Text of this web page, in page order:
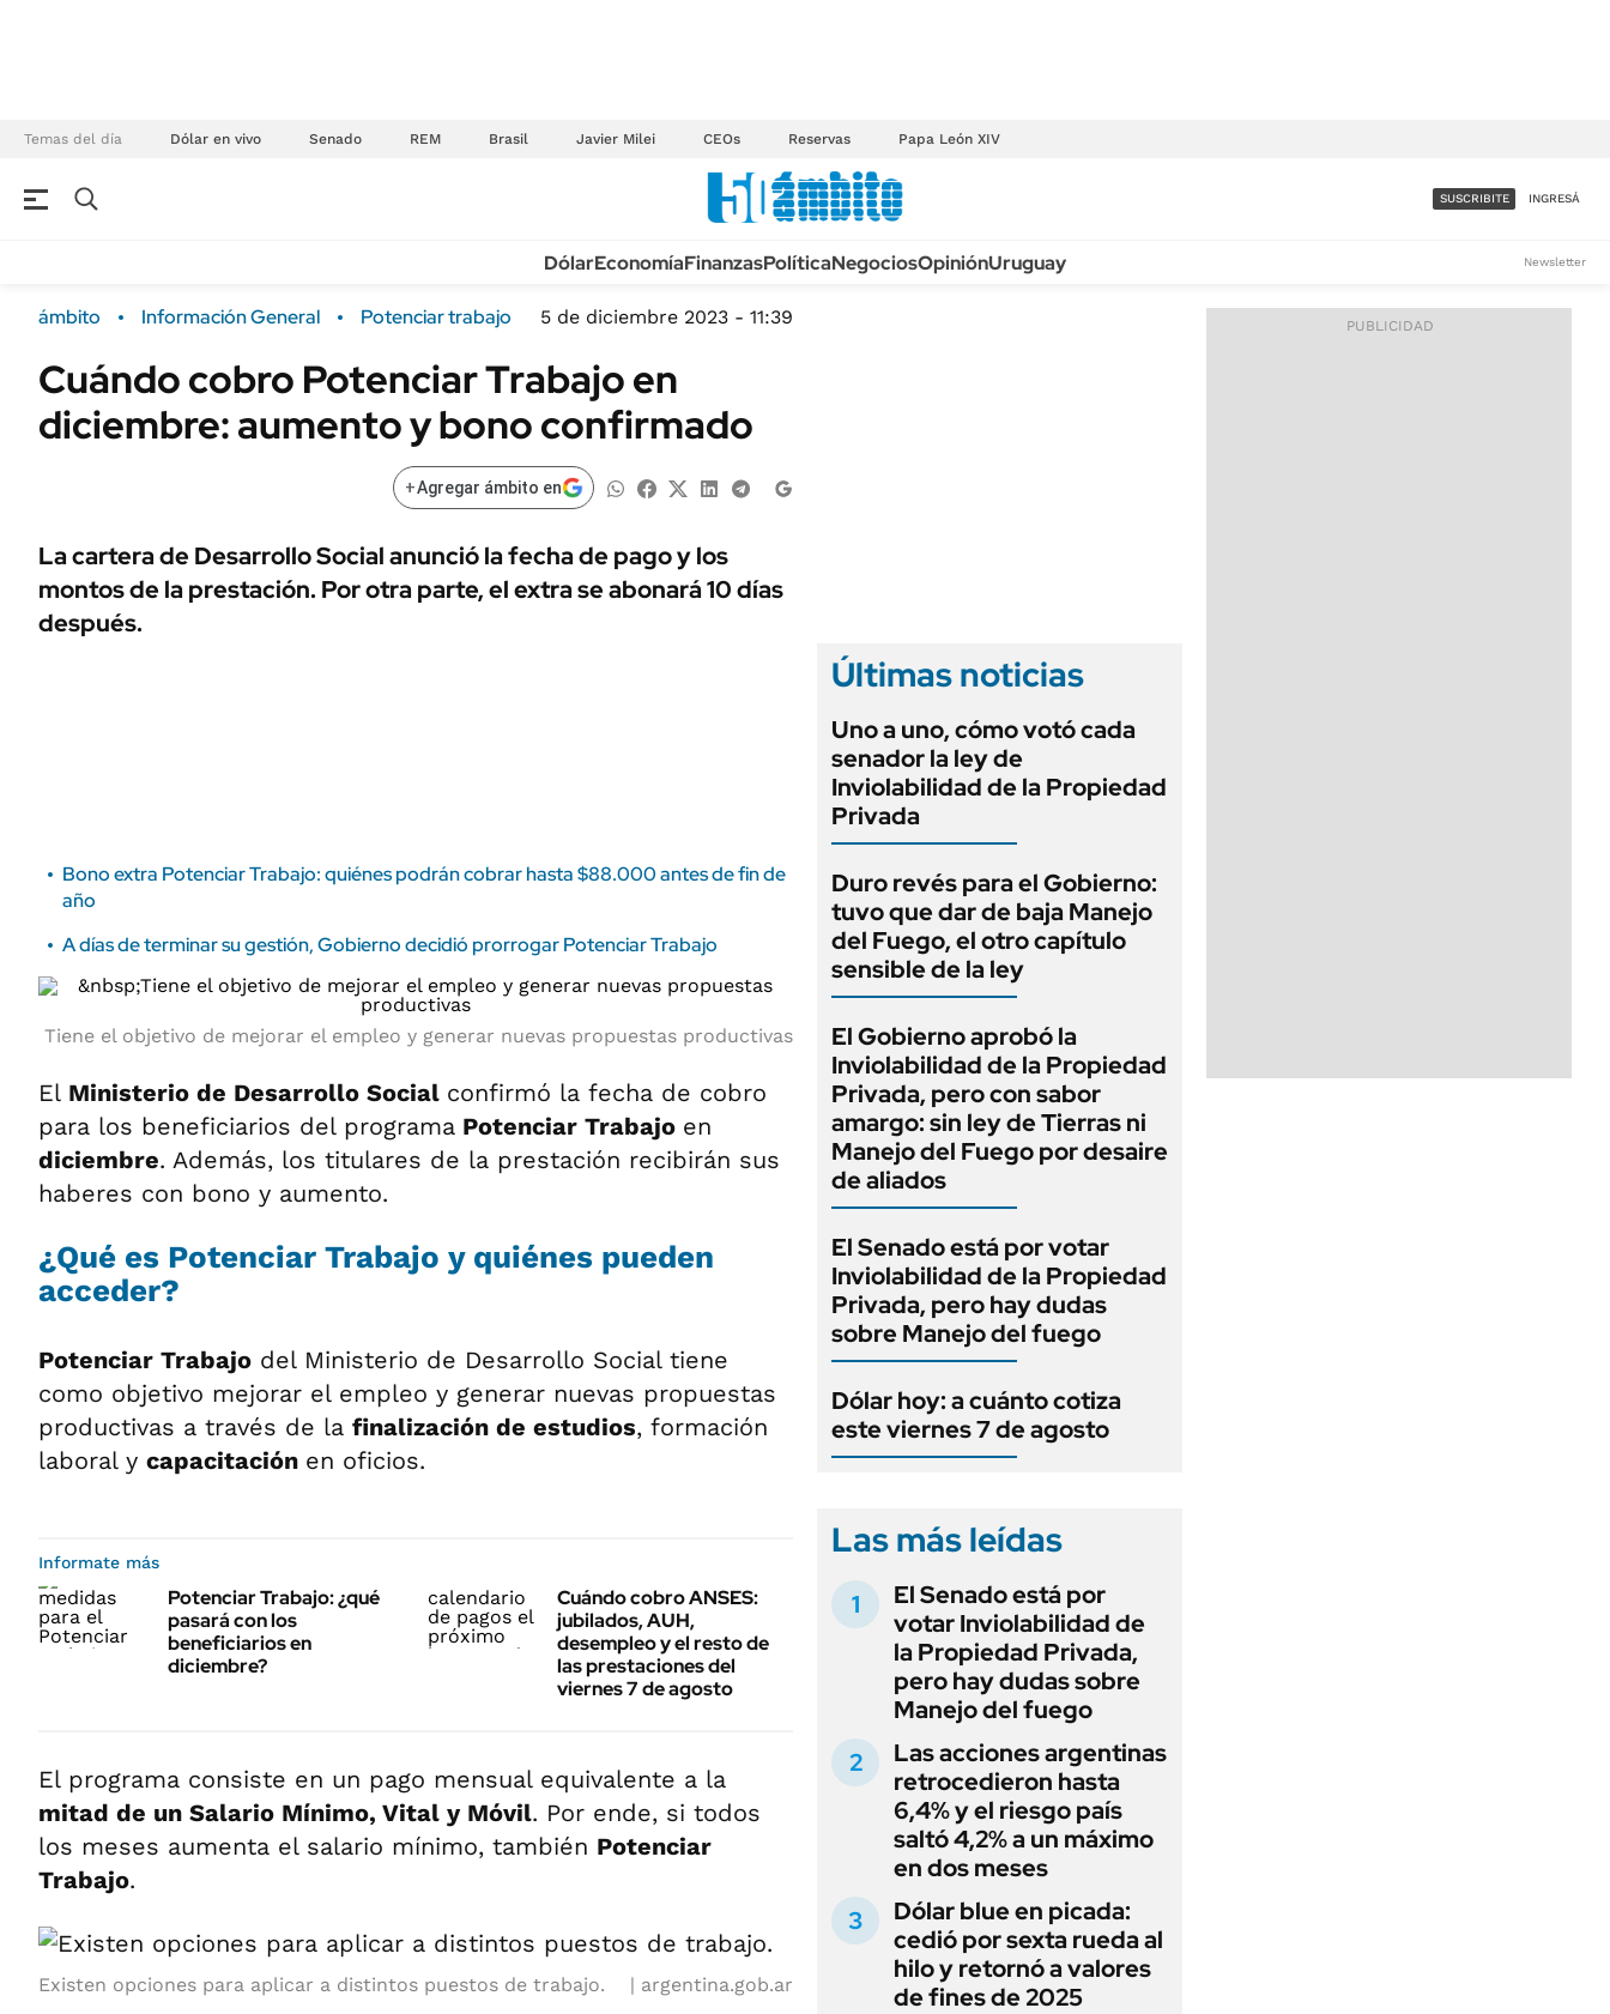
Temas del día Dólar en vivo Senado REM Brasil Javier Milei CEOs Reservas Papa León XIV
Campo
FINANZAS
ÁMBITO DEBATE
MEDIAKIT AMBITO DEBATE
Sustentabilidad
ENERGY REPORT
POLÍTICA
TECNOLOGÍA
MÉXICO
MUNDO
INFORMACIÓN GENERAL
LIFESTYLE
AUTOS
ACCESO FULL - $1.800/MES
SUSCRIBITE INGRESÁ
DólarEconomíaFinanzasPolíticaNegociosOpiniónUruguay Newsletter
ámbito Información General Potenciar trabajo 5 de diciembre 2023 - 11:39
Cuándo cobro Potenciar Trabajo en
diciembre: aumento y bono confirmado
+Agregar ámbito en
La cartera de Desarrollo Social anunció la fecha de pago y los
montos de la prestación. Por otra parte, el extra se abonará 10 días
después.
Bono extra Potenciar Trabajo: quiénes podrán cobrar hasta $88.000 antes de fin de
año
A días de terminar su gestión, Gobierno decidió prorrogar Potenciar Trabajo
Tiene el objetivo de mejorar el empleo y generar nuevas propuestas productivas
El Ministerio de Desarrollo Social confirmó la fecha de cobro
para los beneficiarios del programa Potenciar Trabajo en
diciembre. Además, los titulares de la prestación recibirán sus
haberes con bono y aumento.
¿Qué es Potenciar Trabajo y quiénes pueden
acceder?
Potenciar Trabajo del Ministerio de Desarrollo Social tiene
como objetivo mejorar el empleo y generar nuevas propuestas
productivas a través de la finalización de estudios, formación
laboral y capacitación en oficios.
Informate más
Potenciar Trabajo: ¿qué
pasará con los
beneficiarios en
diciembre?
Cuándo cobro ANSES:
jubilados, AUH,
desempleo y el resto de
las prestaciones del
viernes 7 de agosto
El programa consiste en un pago mensual equivalente a la
mitad de un Salario Mínimo, Vital y Móvil. Por ende, si todos
los meses aumenta el salario mínimo, también Potenciar
Trabajo.
Existen opciones para aplicar a distintos puestos de trabajo. argentina.gob.ar
Últimas noticias
Uno a uno, cómo votó cada
senador la ley de
Inviolabilidad de la Propiedad
Privada
Duro revés para el Gobierno:
tuvo que dar de baja Manejo
del Fuego, el otro capítulo
sensible de la ley
El Gobierno aprobó la
Inviolabilidad de la Propiedad
Privada, pero con sabor
amargo: sin ley de Tierras ni
Manejo del Fuego por desaire
de aliados
El Senado está por votar
Inviolabilidad de la Propiedad
Privada, pero hay dudas
sobre Manejo del fuego
Dólar hoy: a cuánto cotiza
este viernes 7 de agosto
Las más leídas
El Senado está por
votar Inviolabilidad de
la Propiedad Privada,
pero hay dudas sobre
Manejo del fuego
Las acciones argentinas
retrocedieron hasta
6,4% y el riesgo país
saltó 4,2% a un máximo
en dos meses
Dólar blue en picada:
cedió por sexta rueda al
hilo y retornó a valores
de fines de 2025